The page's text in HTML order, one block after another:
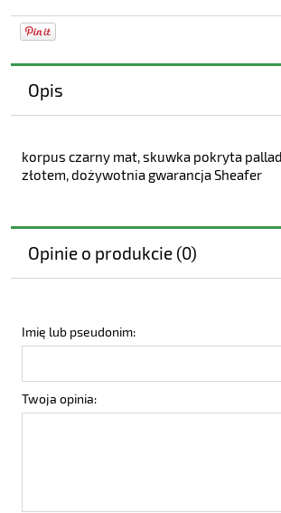
Opis
korpus czarny mat, skuwka pokryta
złotem, dożywotnia gwarancja Sheafer
Opinie o produkcie (0)
Imię lub pseudonim:
Twoja opinia: